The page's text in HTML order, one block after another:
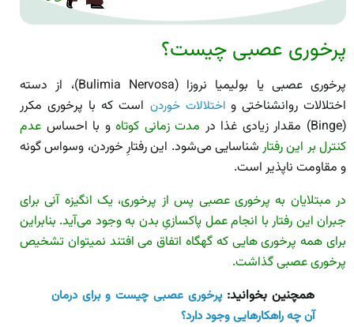
پرخوری عصبی چیست؟
پرخوری عصبی یا بولیمیا نروزا (Bulimia Nervosa)، از دسته
اختلالات روانشناختی و اختلالات خوردن است که با پرخوری مکرر
(Binge) مقدار زیادی غذا در
مدت زمانی کوتاهو با احساس عدم
کنترل بر این رفتارشناسایی می‌شود. این رفتارِ خوردن، وسواس گونه
و مقاومت­ ناپذیر است.
در مبتلایان به پرخوری عصبی پس از پرخوری، یک انگیزه آنی برای
جبران این رفتار با انجام عمل پاکسازیِ بدن به وجود می‌­آید. بنابراین
برای همه پرخوری هایی که گهگاه اتفاق می افتند نمیتوان تشخیص
پرخوری عصبی گذاشت.
همچنین بخوانید: پرخوری عصبی چیست و برای درمان
آن چه راهکارهایی وجود دارد؟